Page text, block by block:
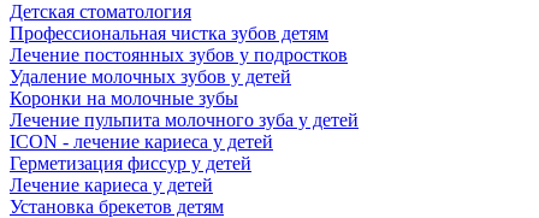
Детская стоматология
Профессиональная чистка зубов детям
Лечение постоянных зубов у подростков
Удаление молочных зубов у детей
Коронки на молочные зубы
Лечение пульпита молочного зуба у детей
ICON - лечение кариеса у детей
Герметизация фиссур у детей
Лечение кариеса у детей
Установка брекетов детям